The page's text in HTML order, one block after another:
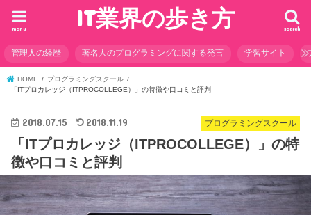
IT業界の歩き方 search
menu
管理人の経歴 著名人のプログラミングに関する発言 学習サイト
HOME
プログラミングスクール
「ITプロカレッジ（ITPROCOLLEGE）」の特徴や口コミと評判
プログラミングスクール
2018.07.15 2018.11.19
「ITプロカレッジ（ITPROCOLLEGE）」の特
徴や口コミと評判